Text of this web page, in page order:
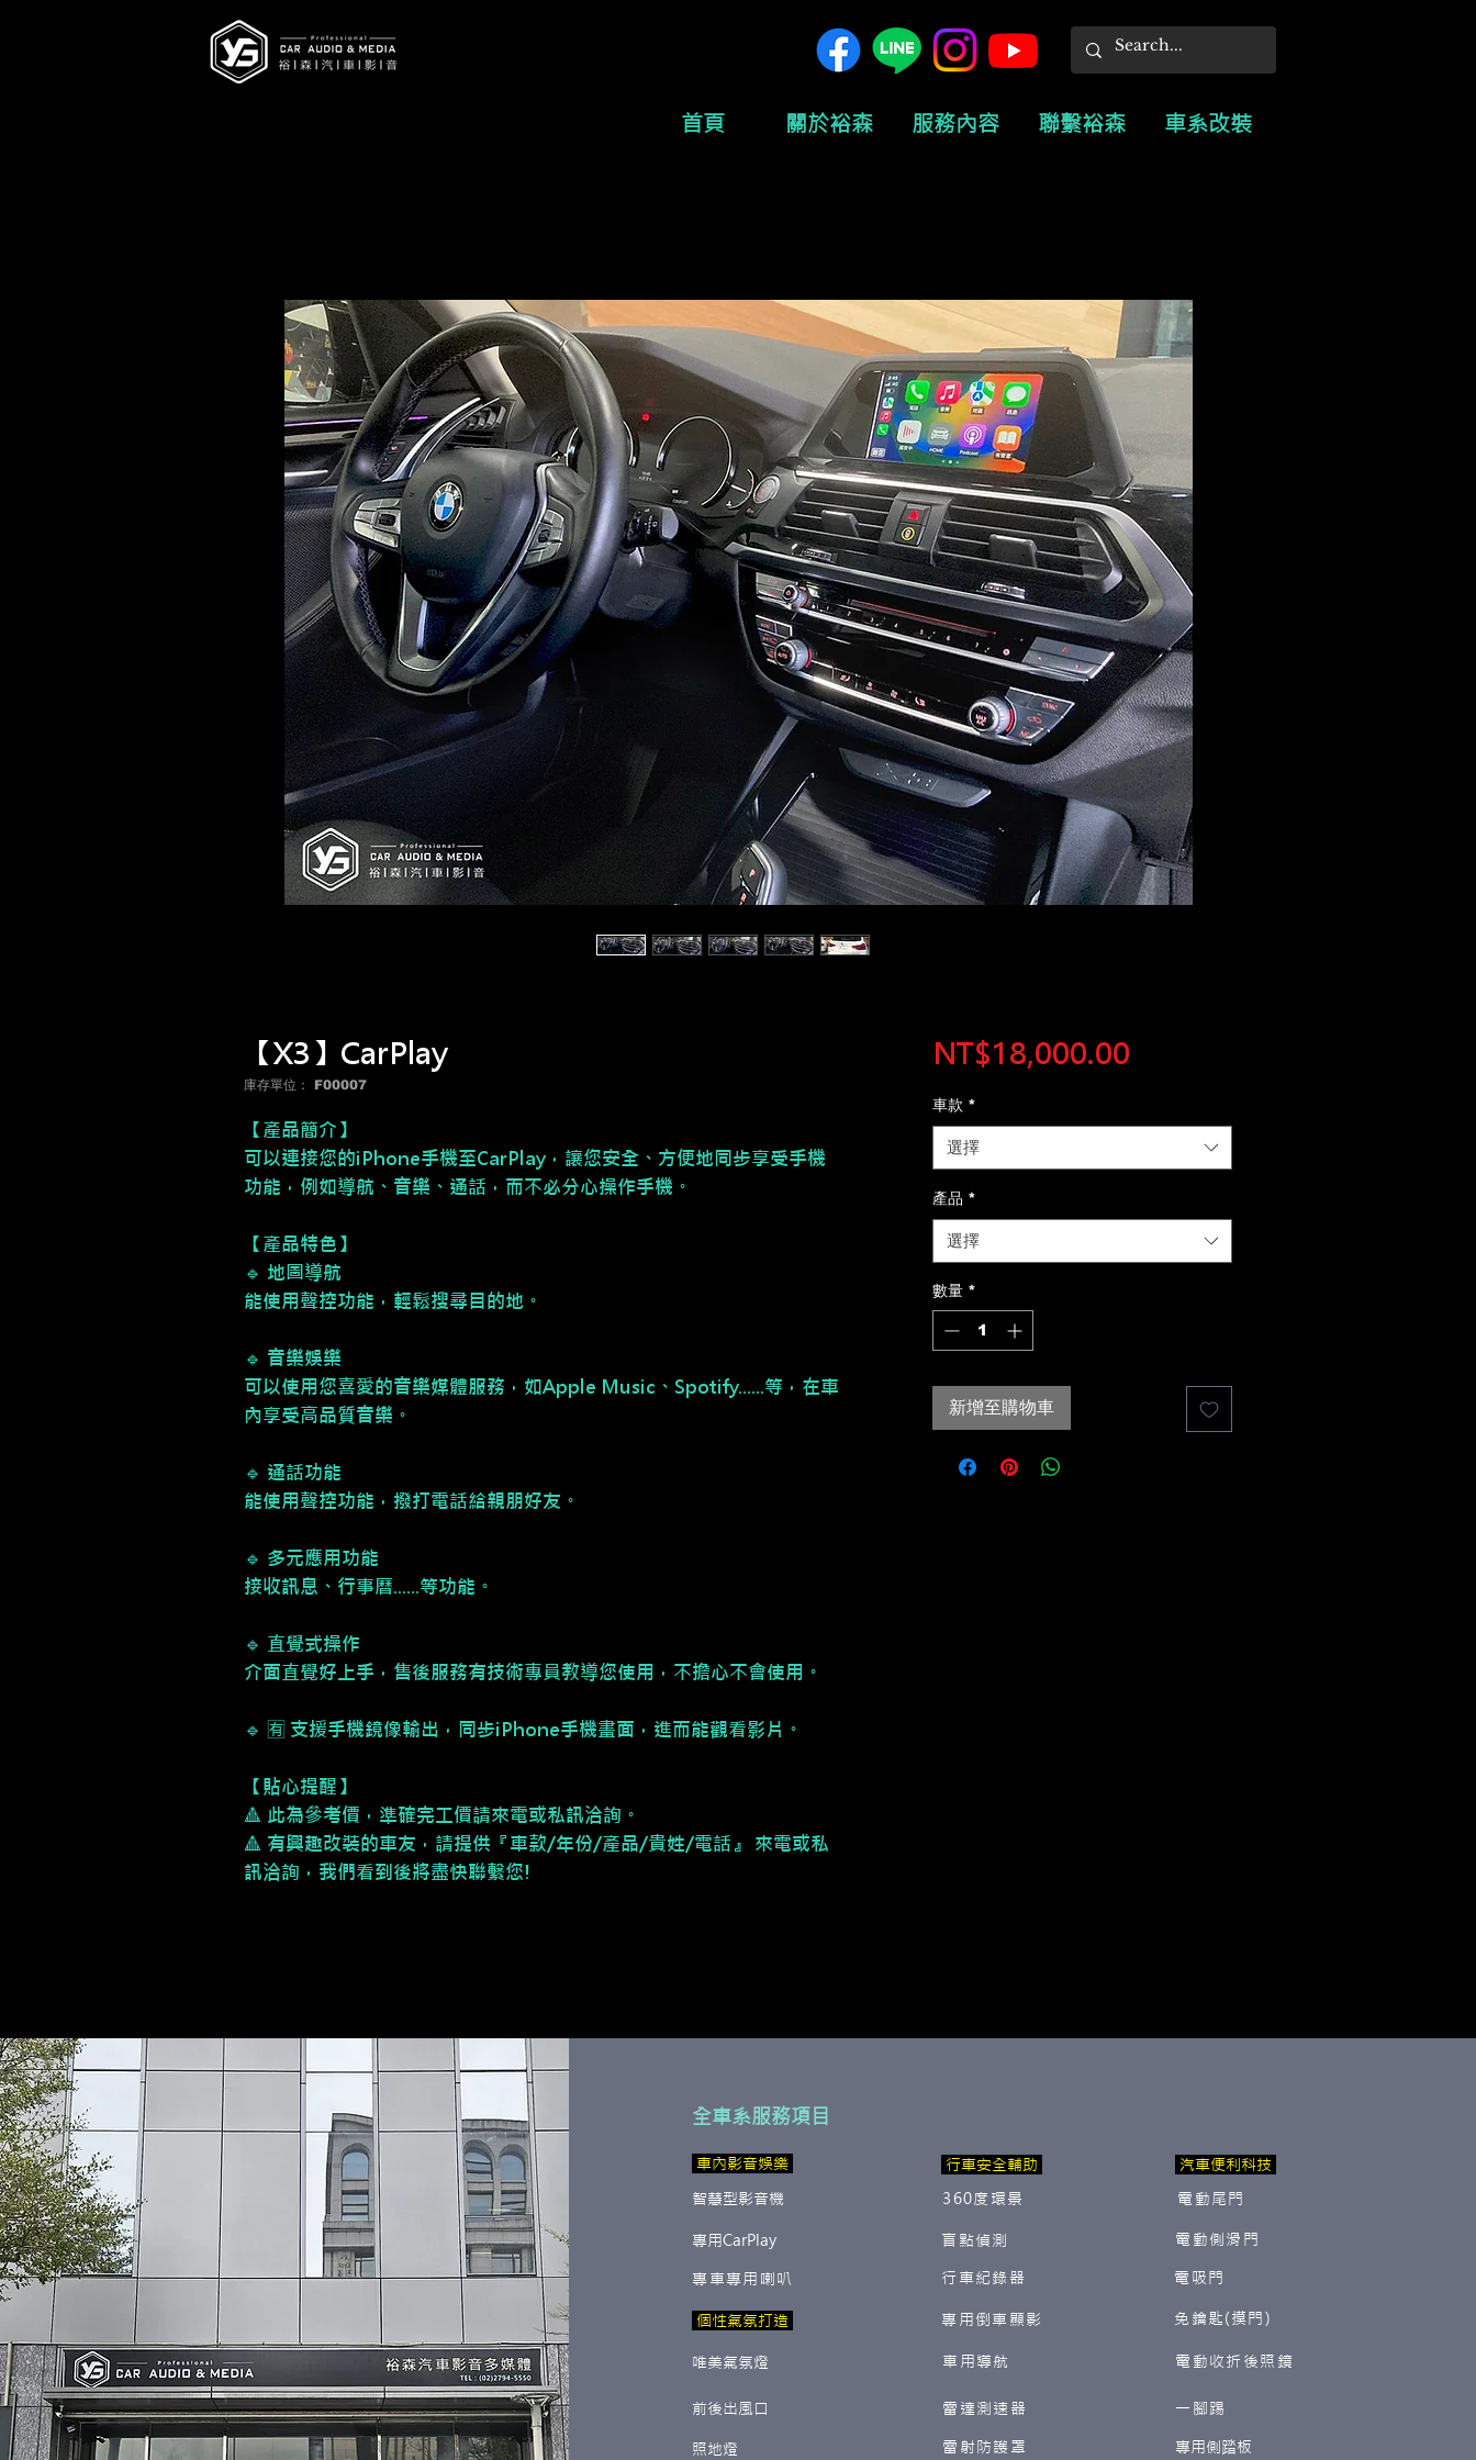
首頁 關於裕森 服務內容 聯繫裕森 車系改裝
【X3】CarPlay
庫存單位： F00007
【產品簡介】
可以連接您的iPhone手機至CarPlay，讓您安全、方便地同步享受手機
功能，例如導航、音樂、通話，而不必分心操作手機。
【產品特色】
🔹 地圖導航
能使用聲控功能，輕鬆搜尋目的地。
🔹 音樂娛樂
可以使用您喜愛的音樂媒體服務，如Apple Music、Spotify......等，在車
內享受高品質音樂。
🔹 通話功能
能使用聲控功能，撥打電話給親朋好友。
🔹 多元應用功能
接收訊息、行事曆......等功能。
🔹 直覺式操作
介面直覺好上手，售後服務有技術專員教導您使用，不擔心不會使用。
🔹 🈶 支援手機鏡像輸出，同步iPhone手機畫面，進而能觀看影片。
【貼心提醒】
🔺 此為參考價，準確完工價請來電或私訊洽詢。
🔺 有興趣改裝的車友，請提供『車款/年份/產品/貴姓/電話』 來電或私
訊洽詢，我們看到後將盡快聯繫您!
NT$18,000.00價
車款 *
選擇
產品 *
選擇
數量 *
新增至購物車
全車系服務項目
​ 車內影音娛樂
智慧型影音機
行車安全輔助
360度環景
專用CarPlay
專車專用喇叭
盲點偵測
行車紀錄器
專用倒車顯影
​ 個性氣氛打造
唯美氣氛燈 車用導航
汽車便利科技
電動尾門
電動側滑門
電吸門
免鑰匙(摸門)
電動收折後照鏡
前後出風口 雷達測速器
照地燈 雷射防護罩
一腳踢
​專用側踏板